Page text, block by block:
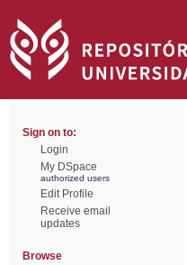
Sign on to:
Login
My DSpace
authorized users
Edit Profile
Receive email
updates
Browse